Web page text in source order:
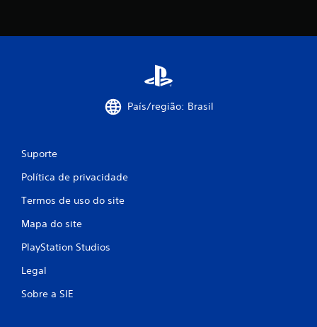
País/região: Brasil
Suporte
Política de privacidade
Termos de uso do site
Mapa do site
PlayStation Studios
Legal
Sobre a SIE